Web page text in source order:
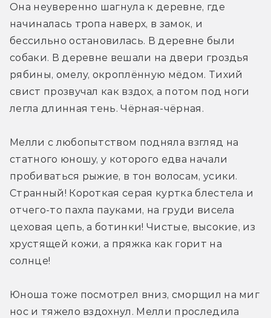
Она неуверенно шагнула к деревне, где
начиналась тропа наверх, в замок, и
бессильно остановилась. В деревне были
собаки. В деревне вешали на двери гроздья
рябины, омелу, окроплённую мёдом. Тихий
свист прозвучал как вздох, а потом под ноги
легла длинная тень. Чёрная-чёрная.
Мелли с любопытством подняла взгляд на
статного юношу, у которого едва начали
пробиваться рыжие, в тон волосам, усики.
Странный! Короткая серая куртка блестела и
отчего-то пахла пауками, на груди висела
цеховая цепь, а ботинки! Чистые, высокие, из
хрустящей кожи, а пряжка как горит на
солнце!
Юноша тоже посмотрел вниз, сморщил на миг
нос и тяжело вздохнул. Мелли проследила